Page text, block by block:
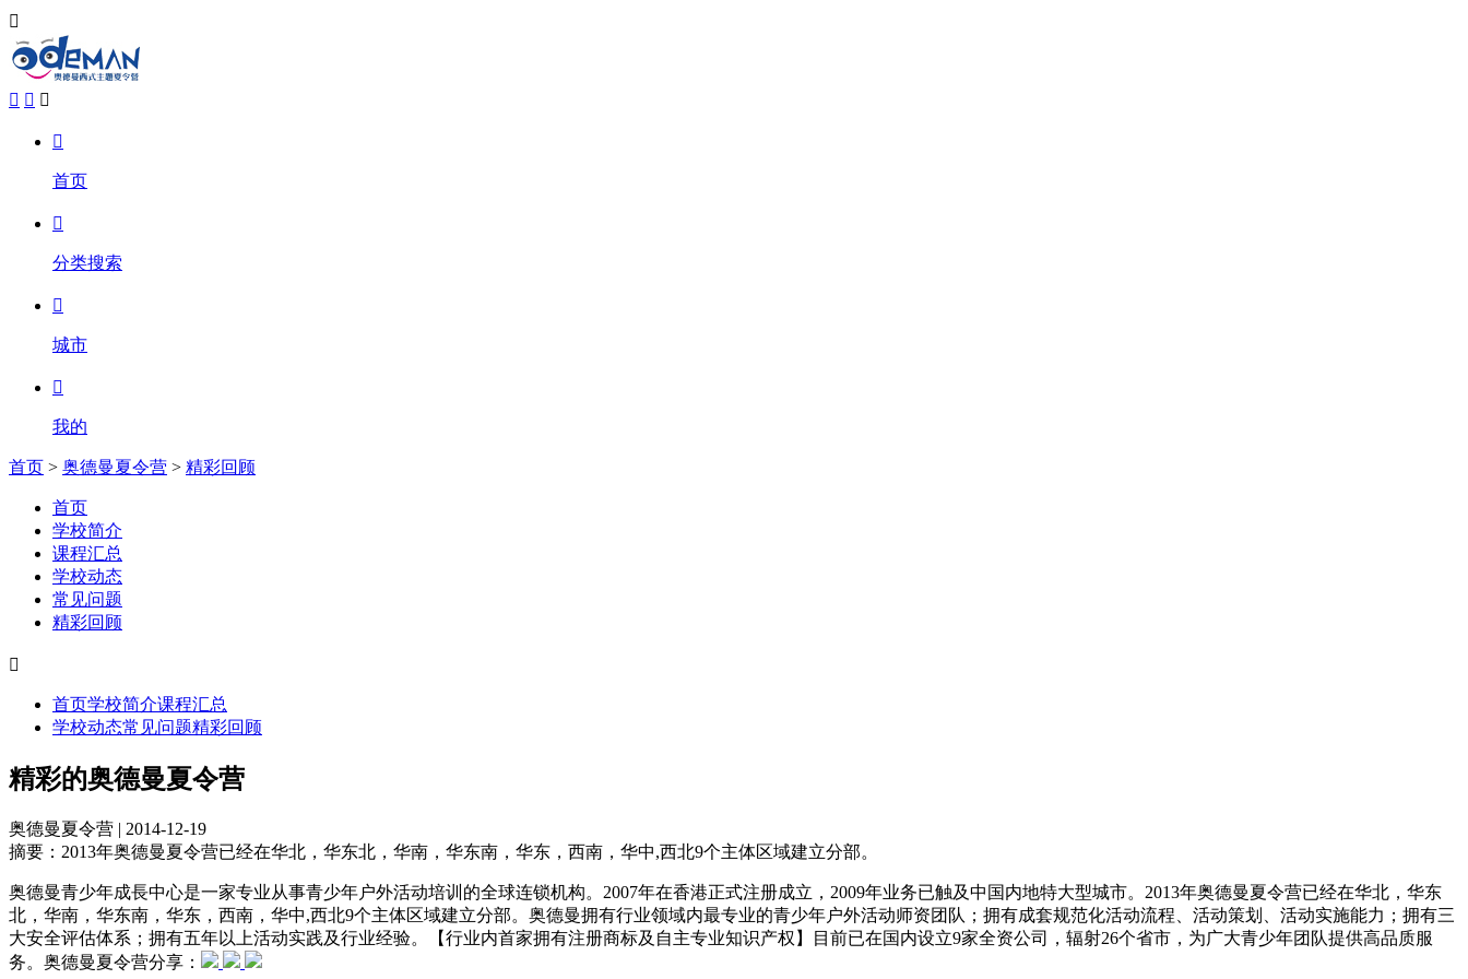

  

首页

分类搜索

城市

我的
首页 > 奥德曼夏令营 > 精彩回顾
首页
学校简介
课程汇总
学校动态
常见问题
精彩回顾

首页学校简介课程汇总
学校动态常见问题精彩回顾
精彩的奥德曼夏令营
奥德曼夏令营 | 2014-12-19
摘要： 2013年奥德曼夏令营已经在华北，华东北，华南，华东南，华东，西南，华中,西北9个主体区域建立分部。
奥德曼青少年成長中心是一家专业从事青少年户外活动培训的全球连锁机构。2007年在香港正式注册成立，2009年业务已触及中国内地特大型城市。2013年奥德曼夏令营已经在华北，华东
北，华南，华东南，华东，西南，华中,西北9个主体区域建立分部。奥德曼拥有行业领域内最专业的青少年户外活动师资团队；拥有成套规范化活动流程、活动策划、活动实施能力；拥有三
大安全评估体系；拥有五年以上活动实践及行业经验。【行业内首家拥有注册商标及自主专业知识产权】目前已在国内设立9家全资公司，辐射26个省市，为广大青少年团队提供高品质服
务。奥德曼夏令营分享：